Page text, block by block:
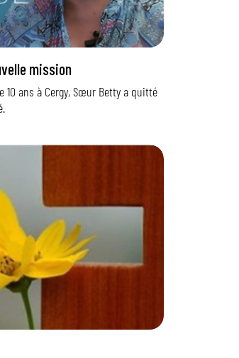
mission
10 ans à Cergy, Sœur Betty a quitté